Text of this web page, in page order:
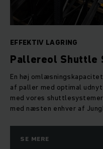
EFFEKTIV LAGRING
Pallereol Shuttle
En høj
af paller med optimal
med vores
med næsten enhver af
SE MERE